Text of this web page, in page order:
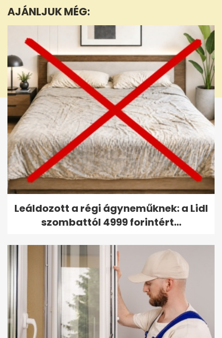
30
seconds
AJÁNLJUK MÉG:
Leáldozott a régi ágyneműknek: a Lidl
szombattól 4999 forintért...